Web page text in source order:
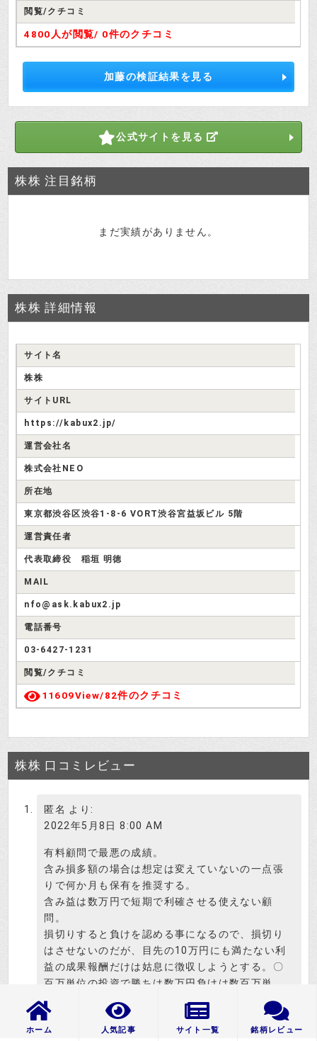
閲覧/クチコミ
4800人が閲覧/ 0件のクチコミ
加藤の検証結果を見る
公式サイトを見る
株株 注目銘柄
まだ実績がありません。
株株 詳細情報
サイト名
株株
サイトURL
https://kabux2.jp/
運営会社名
株式会社NEO
所在地
東京都渋谷区渋谷1-8-6 VORT渋谷宮益坂ビル 5階
運営責任者
代表取締役 稲垣 明徳
MAIL
nfo@ask.kabux2.jp
電話番号
03-6427-1231
閲覧/クチコミ
11609View/82件のクチコミ
株株 口コミレビュー
匿名 より:
2022年5月8日 8:00 AM
有料顧問で最悪の成績。
含み損多額の場合は想定は変えていないの一点張
りで何か月も保有を推奨する。
含み益は数万円で短期で利確させる使えない顧
問。
損切りすると負けを認める事になるので、損切り
はさせないのだが、目先の10万円にも満たない利
益の成果報酬だけは姑息に徴収しようとする。〇
百万単位の投資で勝ちは数万円負けは数百万単
位。会員のストレスと損失、時間の無駄は半端な
い。
毎日無料銘柄を掲載しているが、月に20銘柄以上
ホーム 人気記事 サイト一覧 銘柄レビュー